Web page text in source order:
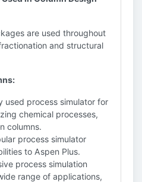
are used throughout
and structural
used process simulator for
chemical processes,
columns.
process simulator
to Aspen Plus.
process simulation
range of applications,